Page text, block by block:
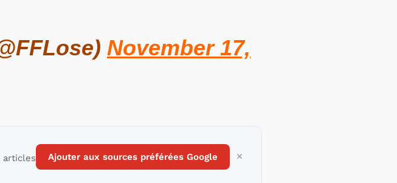
November 17,
articles
Ajouter aux sources préférées Google